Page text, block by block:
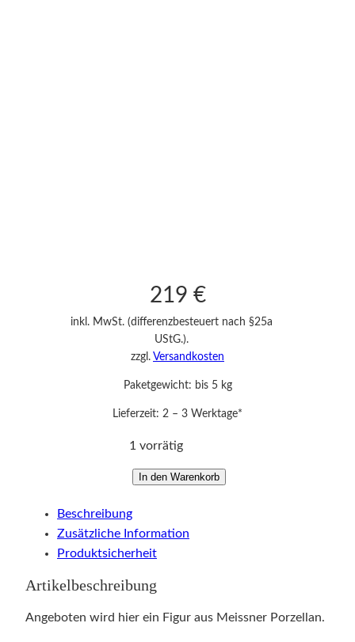
219 €
inkl. MwSt. (differenzbesteuert nach §25a
UStG.).
zzgl. Versandkosten
Paketgewicht: bis 5 kg
Lieferzeit: 2 – 3 Werktage*
1 vorrätig
g
u
r
i
In den Warenkorb
Beschreibung
Zusätzliche Information
Produktsicherheit
Artikelbeschreibung
Angeboten wird hier ein Figur aus Meissner Porzellan.